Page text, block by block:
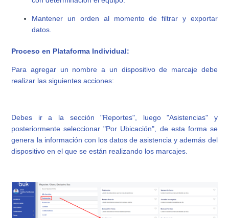
Mantener un orden al momento de filtrar y exportar
datos.
Proceso en Plataforma Individual:
Para agregar un nombre a un dispositivo de marcaje debe
realizar las siguientes acciones:
Debes ir a la sección "Reportes", luego "Asistencias" y
posteriormente seleccionar "Por Ubicación", de esta forma se
genera la información con los datos de asistencia y además del
dispositivo en el que se están realizando los marcajes.